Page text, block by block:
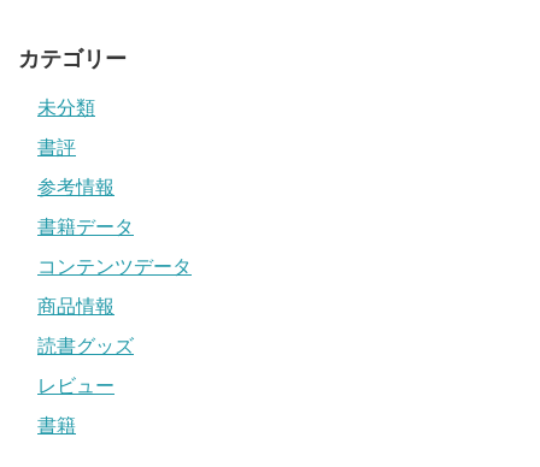
カテゴリー
未分類
書評
参考情報
書籍データ
コンテンツデータ
商品情報
読書グッズ
レビュー
書籍